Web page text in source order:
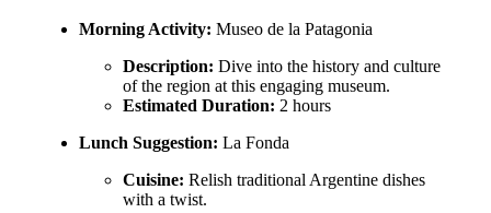
Morning Activity: Museo de la Patagonia
Description: Dive into the history and culture
of the region at this engaging museum.
Estimated Duration: 2 hours
Lunch Suggestion: La Fonda
Cuisine: Relish traditional Argentine dishes
with a twist.